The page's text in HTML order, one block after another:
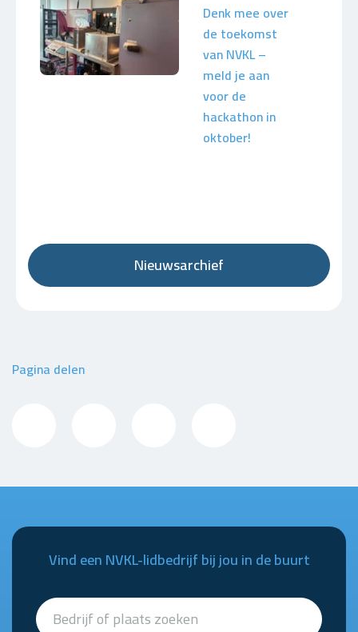
Denk mee over
de toekomst
van NVKL –
meld je aan
voor de
hackathon in
oktober!
Nieuwsarchief
Pagina delen
Vind een NVKL-lidbedrijf bij jou in de buurt